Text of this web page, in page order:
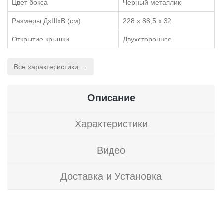
Цвет бокса Черный металлик
Размеры ДхШхВ (см) 228 x 88,5 x 32
Открытие крышки Двухстороннее
Все характеристики →
Описание
Характеристики
Видео
Доставка и Установка